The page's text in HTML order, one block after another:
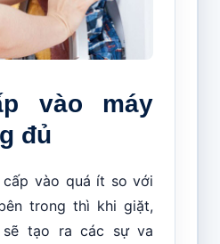
vào máy
đủ
cấp vào quá ít so với
trong thì khi giặt,
tạo ra các sự va